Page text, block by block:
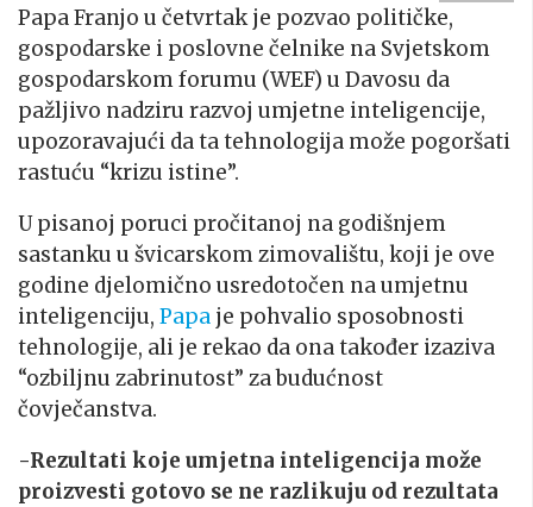
Papa Franjo u četvrtak je pozvao političke,
gospodarske i poslovne čelnike na Svjetskom
gospodarskom forumu (WEF) u Davosu da
pažljivo nadziru razvoj umjetne inteligencije,
upozoravajući da ta tehnologija može pogoršati
rastuću “krizu istine”.
U pisanoj poruci pročitanoj na godišnjem
sastanku u švicarskom zimovalištu, koji je ove
godine djelomično usredotočen na umjetnu
inteligenciju, Papa je pohvalio sposobnosti
tehnologije, ali je rekao da ona također izaziva
“ozbiljnu zabrinutost” za budućnost
čovječanstva.
-Rezultati koje umjetna inteligencija može
proizvesti gotovo se ne razlikuju od rezultata